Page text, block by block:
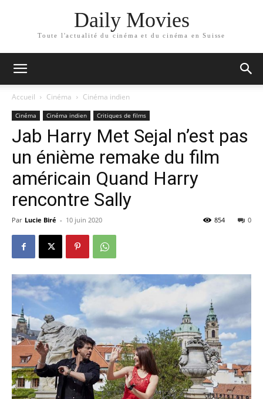
Daily Movies
Toute l'actualité du cinéma et du cinéma en Suisse
Accueil Cinéma Cinéma indien
Cinéma Cinéma indien Critiques de films
Jab Harry Met Sejal n’est pas
un énième remake du film
américain Quand Harry
rencontre Sally
Par Lucie Biré - 10 juin 2020 0
854